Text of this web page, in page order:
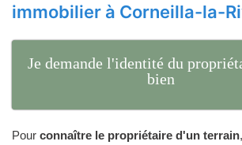
immobilier à Corneilla-la-
Je demande l'identité du
bien
Pour connaître le propriétaire d'un terrain